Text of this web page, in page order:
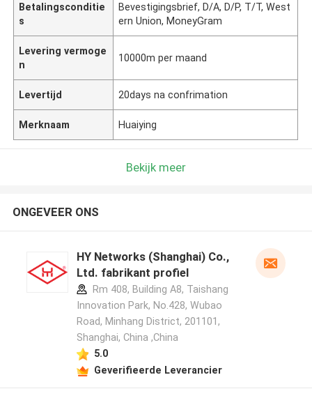
Betalingsconditie
s
Bevestigingsbrief, D/A, D/P, T/T, West
ern Union, MoneyGram
Levering vermoge
n
10000m per maand
Levertijd 20days na confrimation
Merknaam Huaiying
Bekijk meer
ONGEVEER ONS
HY Networks (Shanghai) Co.,
Ltd. fabrikant profiel
Rm 408, Building A8, Taishang
Innovation Park, No.428, Wubao
Road, Minhang District, 201101,
Shanghai, China ,China
5.0
Geverifieerde Leverancier